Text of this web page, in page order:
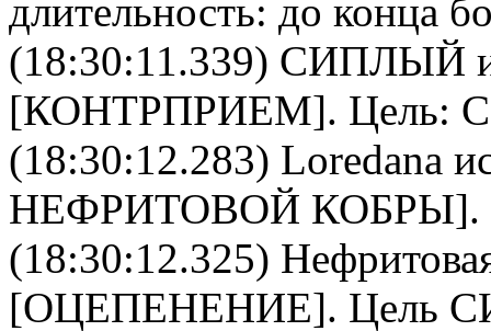
длительность: до конца
(18:30:11.339) СИПЛЫЙ
[КОНТРПРИЕМ]. Цель:
(18:30:12.283) Loredana
НЕФРИТОВОЙ КОБРЫ].
(18:30:12.325)
[ОЦЕПЕНЕНИЕ]. Цель